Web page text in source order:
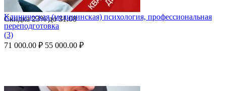
Скидка23%до31.08
Клиническая (медицинская) психология, профессиональная
переподготовка
(3)
71 000.00 ₽ 55 000.00 ₽